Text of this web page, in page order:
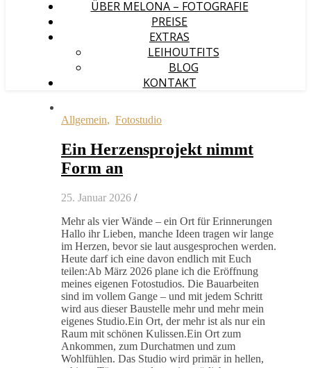
ÜBER MELONA – FOTOGRAFIE
PREISE
EXTRAS
LEIHOUTFITS
BLOG
KONTAKT
Allgemein, Fotostudio
Ein Herzensprojekt nimmt
Form an
25. Januar 2026 /
Mehr als vier Wände – ein Ort für Erinnerungen
Hallo ihr Lieben, manche Ideen tragen wir lange
im Herzen, bevor sie laut ausgesprochen werden.
Heute darf ich eine davon endlich mit Euch
teilen:Ab März 2026 plane ich die Eröffnung
meines eigenen Fotostudios. Die Bauarbeiten
sind im vollem Gange – und mit jedem Schritt
wird aus dieser Baustelle mehr und mehr mein
eigenes Studio.Ein Ort, der mehr ist als nur ein
Raum mit schönen Kulissen.Ein Ort zum
Ankommen, zum Durchatmen und zum
Wohlfühlen. Das Studio wird primär in hellen,